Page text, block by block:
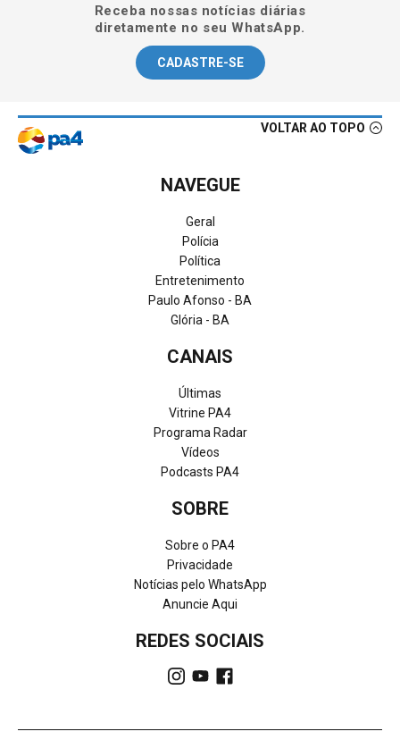
Receba nossas notícias diárias
diretamente no seu WhatsApp.
CADASTRE-SE
VOLTAR AO TOPO
NAVEGUE
Geral
Polícia
Política
Entretenimento
Paulo Afonso - BA
Glória - BA
CANAIS
Últimas
Vitrine PA4
Programa Radar
Vídeos
Podcasts PA4
SOBRE
Sobre o PA4
Privacidade
Notícias pelo WhatsApp
Anuncie Aqui
REDES SOCIAIS